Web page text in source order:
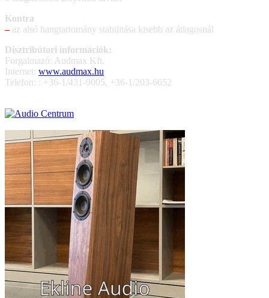
Kontra
–az alsó hangtartomány stabilitása kisebb az átlagosnál
Disztribútori információk:
Forgalmazó: Audmax Kft.
Internet: www.audmax.hu
Telefon: : +36-1/431-9005, +36-1/203-6652